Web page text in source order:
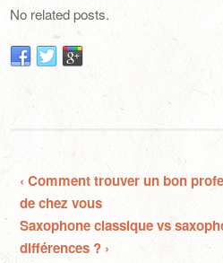
No related posts.
‹ Comment trouver un bon
de chez vous
Saxophone classique vs
différences ? ›